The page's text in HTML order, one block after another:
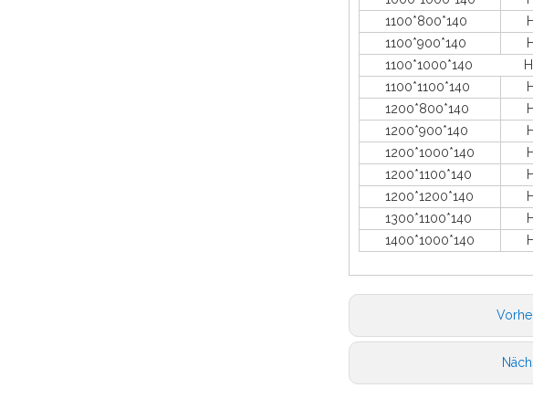
1100*800*140
1100*900*140
1100*1100*140
1200*800*140
1200*900*140
1200*1000*140
1200*1100*140
1200*1200*140
1300*1100*140
1400*1000*140